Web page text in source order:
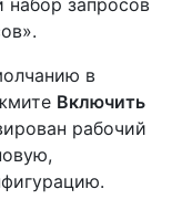
в
Включить
рабочий